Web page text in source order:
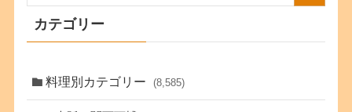
カテゴリー
料理別カテゴリー (8,585)